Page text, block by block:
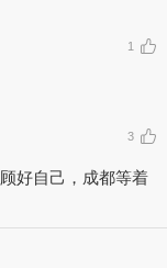
1
3
好自己，成都等着